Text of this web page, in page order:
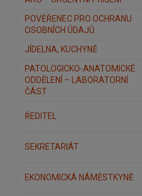
POVĚŘENEC PRO OCHRANU
OSOBNÍCH ÚDAJŮ
JÍDELNA, KUCHYNĚ
PATOLOGICKO-ANATOMICKÉ
ODDĚLENÍ – LABORATORNÍ
ČÁST
ŘEDITEL
SEKRETARIÁT
EKONOMICKÁ NÁMĚSTKYNĚ